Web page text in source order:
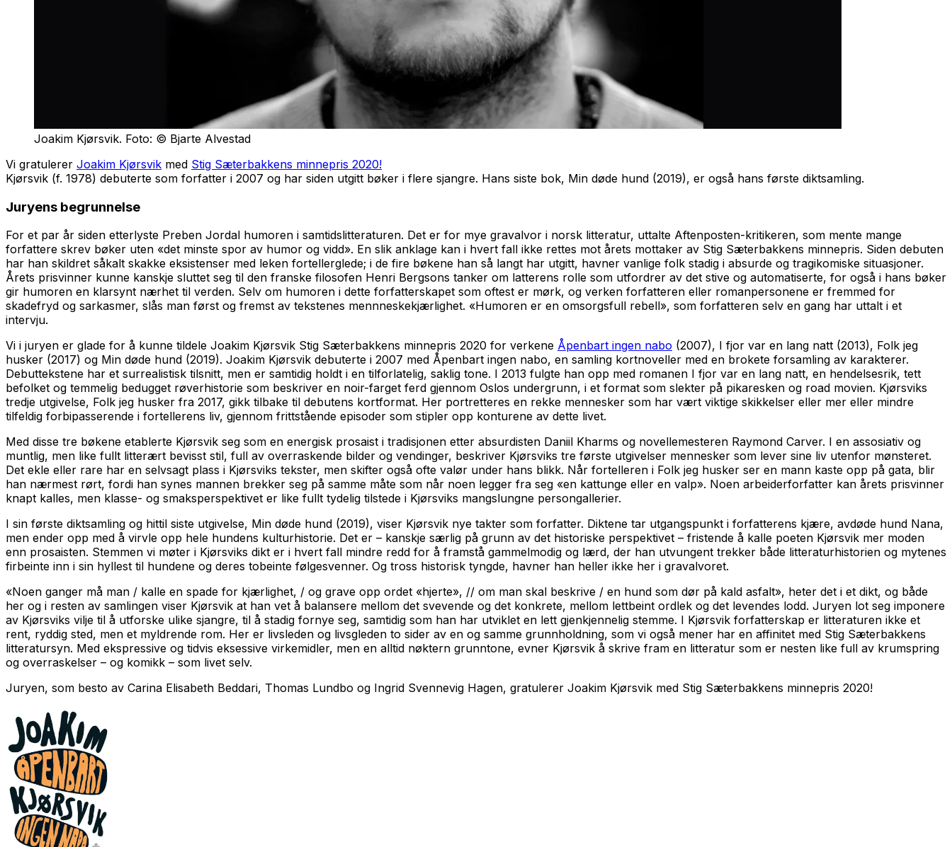
Joakim Kjørsvik. Foto: © Bjarte Alvestad
Vi gratulerer Joakim Kjørsvik med Stig Sæterbakkens minnepris 2020!
Kjørsvik (f. 1978) debuterte som forfatter i 2007 og har siden utgitt bøker i flere sjangre. Hans siste bok, Min døde hund (2019), er også hans første diktsamling.
Juryens begrunnelse
For et par år siden etterlyste Preben Jordal humoren i samtidslitteraturen. Det er for mye gravalvor i norsk litteratur, uttalte Aftenposten-kritikeren, som mente mange
forfattere skrev bøker uten «det minste spor av humor og vidd». En slik anklage kan i hvert fall ikke rettes mot årets mottaker av Stig Sæterbakkens minnepris. Siden debuten
har han skildret såkalt skakke eksistenser med leken fortellerglede; i de fire bøkene han så langt har utgitt, havner vanlige folk stadig i absurde og tragikomiske situasjoner.
Årets prisvinner kunne kanskje sluttet seg til den franske filosofen Henri Bergsons tanker om latterens rolle som utfordrer av det stive og automatiserte, for også i hans bøker
gir humoren en klarsynt nærhet til verden. Selv om humoren i dette forfatterskapet som oftest er mørk, og verken forfatteren eller romanpersonene er fremmed for
skadefryd og sarkasmer, slås man først og fremst av tekstenes mennneskekjærlighet. «Humoren er en omsorgsfull rebell», som forfatteren selv en gang har uttalt i et
intervju.
Vi i juryen er glade for å kunne tildele Joakim Kjørsvik Stig Sæterbakkens minnepris 2020 for verkene Åpenbart ingen nabo (2007), I fjor var en lang natt (2013), Folk jeg
husker (2017) og Min døde hund (2019). Joakim Kjørsvik debuterte i 2007 med Åpenbart ingen nabo, en samling kortnoveller med en brokete forsamling av karakterer.
Debuttekstene har et surrealistisk tilsnitt, men er samtidig holdt i en tilforlatelig, saklig tone. I 2013 fulgte han opp med romanen I fjor var en lang natt, en hendelsesrik, tett
befolket og temmelig bedugget røverhistorie som beskriver en noir-farget ferd gjennom Oslos undergrunn, i et format som slekter på pikaresken og road movien. Kjørsviks
tredje utgivelse, Folk jeg husker fra 2017, gikk tilbake til debutens kortformat. Her portretteres en rekke mennesker som har vært viktige skikkelser eller mer eller mindre
tilfeldig forbipasserende i fortellerens liv, gjennom frittstående episoder som stipler opp konturene av dette livet.
Med disse tre bøkene etablerte Kjørsvik seg som en energisk prosaist i tradisjonen etter absurdisten Daniil Kharms og novellemesteren Raymond Carver. I en assosiativ og
muntlig, men like fullt litterært bevisst stil, full av overraskende bilder og vendinger, beskriver Kjørsviks tre første utgivelser mennesker som lever sine liv utenfor mønsteret.
Det ekle eller rare har en selvsagt plass i Kjørsviks tekster, men skifter også ofte valør under hans blikk. Når fortelleren i Folk jeg husker ser en mann kaste opp på gata, blir
han nærmest rørt, fordi han synes mannen brekker seg på samme måte som når noen legger fra seg «en kattunge eller en valp». Noen arbeiderforfatter kan årets prisvinner
knapt kalles, men klasse- og smaksperspektivet er like fullt tydelig tilstede i Kjørsviks mangslungne persongallerier.
I sin første diktsamling og hittil siste utgivelse, Min døde hund (2019), viser Kjørsvik nye takter som forfatter. Diktene tar utgangspunkt i forfatterens kjære, avdøde hund Nana,
men ender opp med å virvle opp hele hundens kulturhistorie. Det er – kanskje særlig på grunn av det historiske perspektivet – fristende å kalle poeten Kjørsvik mer moden
enn prosaisten. Stemmen vi møter i Kjørsviks dikt er i hvert fall mindre redd for å framstå gammelmodig og lærd, der han utvungent trekker både litteraturhistorien og mytenes
firbeinte inn i sin hyllest til hundene og deres tobeinte følgesvenner. Og tross historisk tyngde, havner han heller ikke her i gravalvoret.
«Noen ganger må man / kalle en spade for kjærlighet, / og grave opp ordet «hjerte», // om man skal beskrive / en hund som dør på kald asfalt», heter det i et dikt, og både
her og i resten av samlingen viser Kjørsvik at han vet å balansere mellom det svevende og det konkrete, mellom lettbeint ordlek og det levendes lodd. Juryen lot seg imponere
av Kjørsviks vilje til å utforske ulike sjangre, til å stadig fornye seg, samtidig som han har utviklet en lett gjenkjennelig stemme. I Kjørsvik forfatterskap er litteraturen ikke et
rent, ryddig sted, men et myldrende rom. Her er livsleden og livsgleden to sider av en og samme grunnholdning, som vi også mener har en affinitet med Stig Sæterbakkens
litteratursyn. Med ekspressive og tidvis eksessive virkemidler, men en alltid nøktern grunntone, evner Kjørsvik å skrive fram en litteratur som er nesten like full av krumspring
og overraskelser – og komikk – som livet selv.
Juryen, som besto av Carina Elisabeth Beddari, Thomas Lundbo og Ingrid Svennevig Hagen, gratulerer Joakim Kjørsvik med Stig Sæterbakkens minnepris 2020!